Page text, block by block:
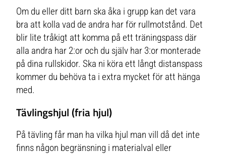
Om du eller ditt barn ska åka i grupp kan det vara
bra att kolla vad de andra har för rullmotstånd. Det
blir lite tråkigt att komma på ett träningspass där
alla andra har 2:or och du själv har 3:or monterade
på dina rullskidor. Ska ni köra ett långt distanspass
kommer du behöva ta i extra mycket för att hänga
med.
Tävlingshjul (fria hjul)
På tävling får man ha vilka hjul man vill då det inte
finns någon begränsning i materialval eller